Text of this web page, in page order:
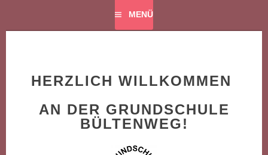
MENÜ
HERZLICH WILLKOMMEN
AN DER GRUNDSCHULE
BÜLTENWEG!